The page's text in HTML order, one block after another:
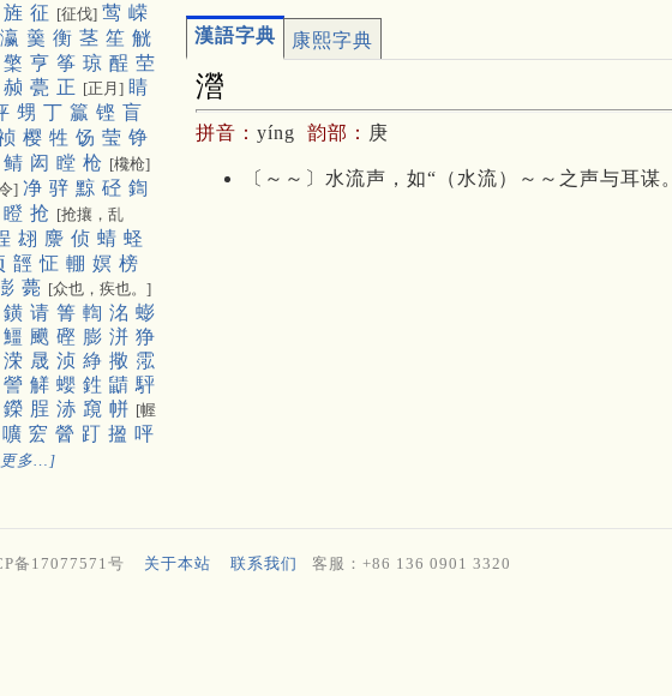
旌 征 [征伐] 莺 嵘
瀛 羹 衡 茎 笙 觥
檠 亨 筝 琼 酲 茔
赪 甍 正 [正月] 睛
甥 丁 籯 铿 盲
樱 牲 饧 莹 铮
鲭 闳 瞠 枪 [欃枪]
] 净 骍 黥 硁 鍧
瞪 抢 [抢攘，乱
翃 麖 侦 蜻 蛏
䪫 怔 輣 嫇 榜
薨 [众也，疾也。]
鐄 请 箐 輷 洺 蟛
䲔 䬝 䃘 膨 洴 狰
溁 晟 浈 䋫 擏 霐
謍 觲 蠳 鉎 鼱 駍
鑅 脭 浾 竀 帡 [幄
嚝 䆖 醟 䟓 㨕 呯
多…]
漢語字典 康熙字典
瀯
拼音： yíng 韵部： 庚
〔～～〕水流声，如“（水流）～～之声与耳谋
备17077571号 关于本站 联系我们 客服：+86 136 0901 3320